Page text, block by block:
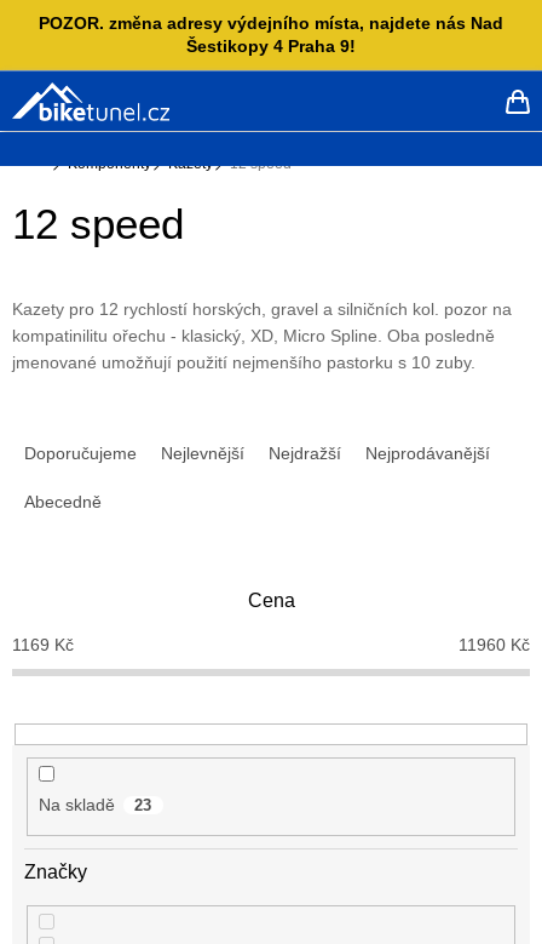
POZOR. změna adresy výdejního místa, najdete nás Nad
Šestikopy 4 Praha 9!
Domů
Komponenty Kazety 12 speed
12 speed
Kazety pro 12 rychlostí horských, gravel a silničních kol. pozor na
kompatinilitu ořechu - klasický, XD, Micro Spline. Oba posledně
jmenované umožňují použití nejmenšího pastorku s 10 zuby.
o
d
k
t
Doporučujeme Nejlevnější Nejdražší Nejprodávanější
Abecedně
Cena
1169 Kč 11960 Kč
Na skladě 23
Značky